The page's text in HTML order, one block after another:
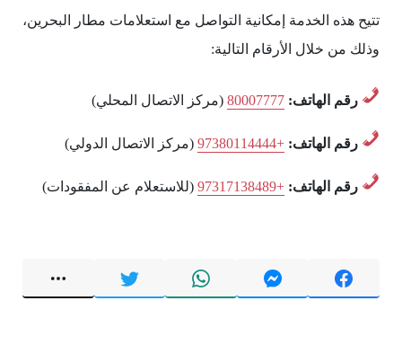
تتيح هذه الخدمة إمكانية التواصل مع استعلامات مطار البحرين،
وذلك من خلال الأرقام التالية:
رقم الهاتف: 80007777 (مركز الاتصال المحلي)
رقم الهاتف: 97380114444+ (مركز الاتصال الدولي)
رقم الهاتف: 97317138489+ (للاستعلام عن المفقودات)